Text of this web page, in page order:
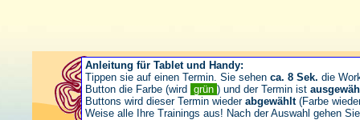
Anleitung für Tablet und Handy:
Tippen sie auf einen Termin. Sie sehen ca. 8 Sek. die
Button die Farbe (wird grün ) und der Termin ist
Buttons wird dieser Termin wieder abgewählt(Farbe
Weise alle Ihre Trainings aus! Nach der Auswahl gehen